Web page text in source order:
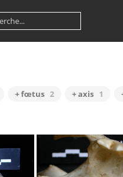
+ fœtus 2 + axis 1